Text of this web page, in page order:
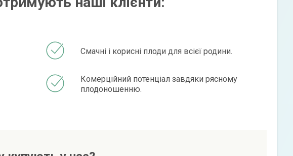
Смачні і корисні плоди для всієї родини.
Комерційний потенціал завдяки рясному
плодоношенню.